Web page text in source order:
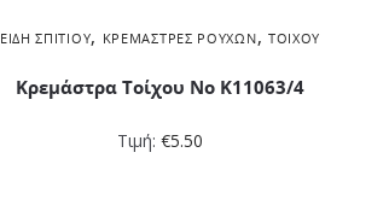
ΕΊΔΗ ΣΠΙΤΙΟΎ, ΚΡΕΜΆΣΤΡΕΣ ΡΟΎΧΩΝ, ΤΟΊΧΟΥ
Κρεμάστρα Τοίχου No K11063/4
Τιμή: €5.50